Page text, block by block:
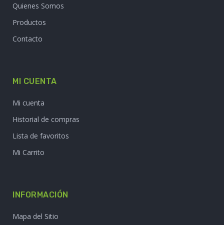
Quienes Somos
Productos
Contacto
MI CUENTA
Mi cuenta
Historial de compras
Lista de favoritos
Mi Carrito
INFORMACIÓN
Mapa del Sitio